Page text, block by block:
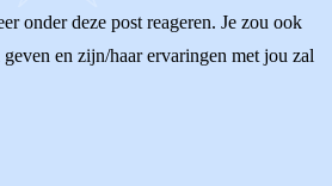
onder deze post reageren. Je zou ook
en zijn/haar ervaringen met jou zal